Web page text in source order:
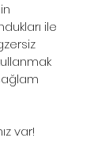
ile
var!